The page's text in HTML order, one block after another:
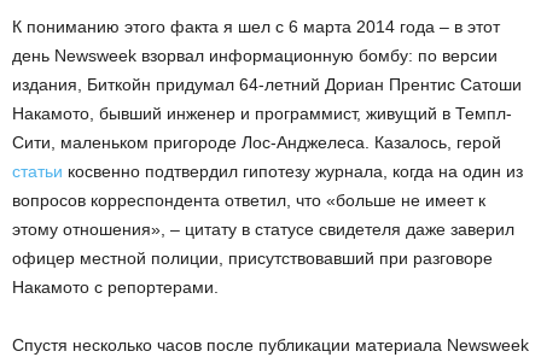
К пониманию этого факта я шел с 6 марта 2014 года – в этот
день Newsweek взорвал информационную бомбу: по версии
издания, Биткойн придумал 64-летний Дориан Прентис Сатоши
Накамото, бывший инженер и программист, живущий в Темпл-
Сити, маленьком пригороде Лос-Анджелеса. Казалось, герой
статьи косвенно подтвердил гипотезу журнала, когда на один из
вопросов корреспондента ответил, что «больше не имеет к
этому отношения», – цитату в статусе свидетеля даже заверил
офицер местной полиции, присутствовавший при разговоре
Накамото с репортерами.
Спустя несколько часов после публикации материала Newsweek